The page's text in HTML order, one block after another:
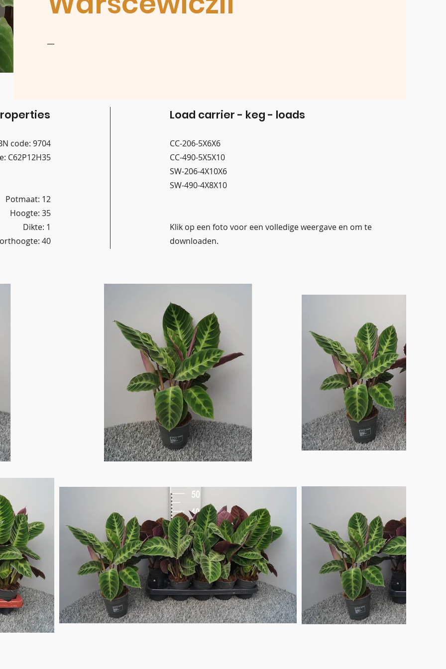
code: 9704
C62P12H35
Potmaat: 12
Hoogte: 35
Dikte: 1
40
Load carrier - keg - loads
CC-206-5X6X6
CC-490-5X5X10
SW-206-4X10X6
SW-490-4X8X10
Klik op een foto voor een volledige weergave en om te
downloaden.